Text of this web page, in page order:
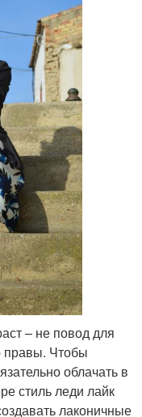
– не повод для
правы. Чтобы
облачать в
стиль леди лайк
лаконичные